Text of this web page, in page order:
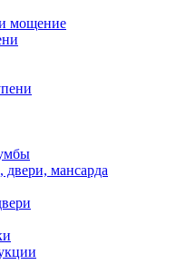
мощение
двери, мансарда